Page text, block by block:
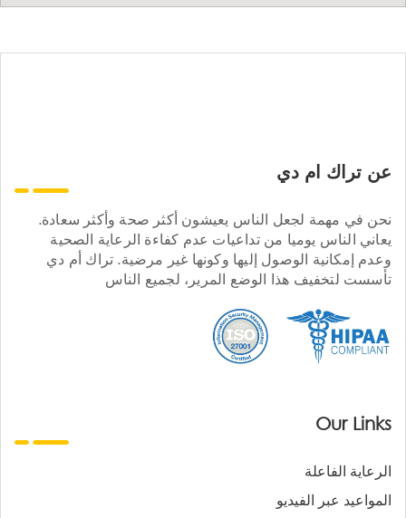
عن تراك ام دي
نحن في مهمة لجعل الناس يعيشون أكثر صحة وأكثر سعادة.
يعاني الناس يوميا من تداعيات عدم كفاءة الرعاية الصحية
وعدم إمكانية الوصول إليها وكونها غير مرضية. تراك أم دي
تأسست لتخفيف هذا الوضع المرير، لجميع الناس
Our Links
الرعاية الفاعلة
المواعيد عبر الفيديو